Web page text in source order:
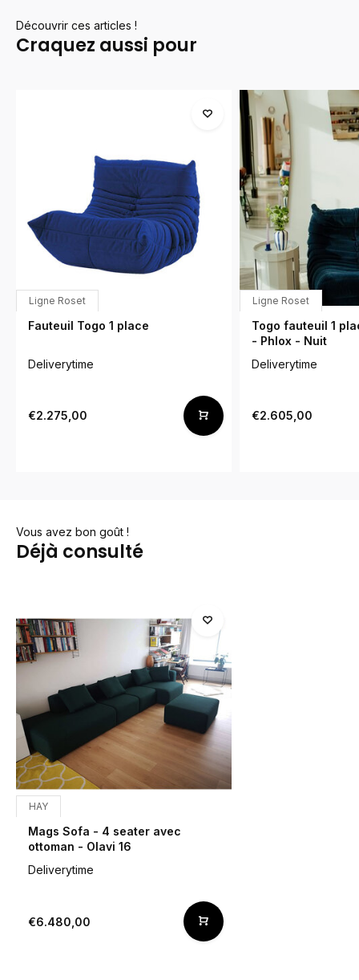
Découvrir ces articles !
Craquez aussi pour
Ligne Roset
Fauteuil Togo 1 place
Deliverytime
€2.275,00
Ligne Roset
Togo fauteuil 1
- Phlox - Nuit
Deliverytime
€2.605,00
Vous avez bon goût !
Déjà consulté
HAY
Mags Sofa - 4 seater avec
ottoman - Olavi 16
Deliverytime
€6.480,00